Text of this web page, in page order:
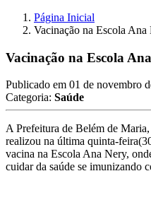
Página Inicial
Vacinação na Escola Ana
Vacinação na Escola
Publicado em 01 de novembro
Categoria: Saúde
A Prefeitura de Belém de Maria,
realizou na última quinta-
vacina na Escola Ana Nery,
cuidar da saúde se imunizando